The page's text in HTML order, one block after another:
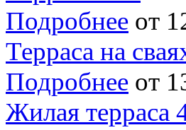
Подробнее от
Терраса на
Подробнее от
Жилая терраса